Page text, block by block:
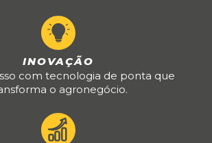
INOVAÇÃO
com tecnologia de ponta que
o agronegócio.